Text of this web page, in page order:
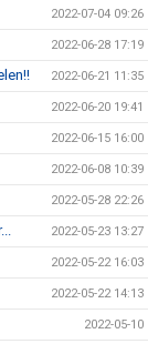
2022-07-04 09:26
2022-06-28 17:19
2022-06-21 11:35
2022-06-20 19:41
2022-06-15 16:00
2022-06-08 10:39
2022-05-28 22:26
2022-05-23 13:27
2022-05-22 16:03
2022-05-22 14:13
2022-05-10